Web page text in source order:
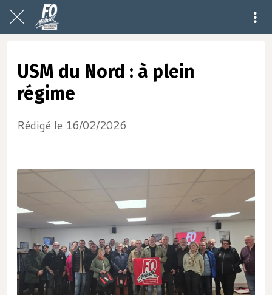
USM du Nord : à plein
régime
Rédigé le 16/02/2026